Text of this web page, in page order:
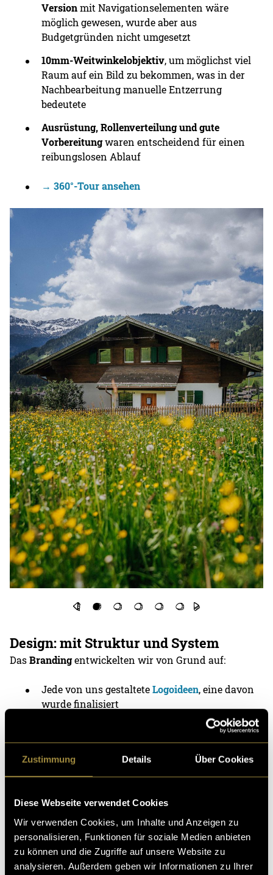
Zustimmung Details Über Cookies
Diese Webseite verwendet Cookies
Wir verwenden Cookies, um Inhalte und Anzeigen zu
personalisieren, Funktionen für soziale Medien anbieten
zu können und die Zugriffe auf unsere Website zu
analysieren. Außerdem geben wir Informationen zu Ihrer
Versionmit Navigationselementen wäre
möglich gewesen, wurde aber aus
Budgetgründen nicht umgesetzt
10mm-Weitwinkelobjektiv, um möglichst viel
Raum auf ein Bild zu bekommen, was in der
Nachbearbeitung manuelle Entzerrung
bedeutete
Ausrüstung, Rollenverteilung und gute
Vorbereitungwaren entscheidend für einen
reibungslosen Ablauf
→ 360°-Tour ansehen
Design: mit Struktur und System
DasBrandingentwickelten wir von Grund auf:
Jede von uns gestalteteLogoideen, eine davon
wurde finalisiert
im Stil der neuen Identität
mit Farbwelt, Typografie, Iconstil,
Logo, Gestaltungsrichtlinien und Bildsprache
Screendesigns in Figmaerarbeitet:
EineDesktop-Versionmit grosszügigem Layout
Eine Mobile-Version, die auch unterwegs ein